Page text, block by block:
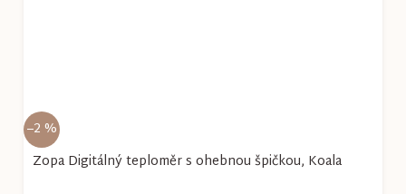
–2 %
Zopa Digitálný teploměr s ohebnou špičkou, Koala